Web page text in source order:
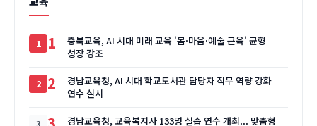
1
충북교육, AI 시대 미래 교육 '몸·마음·예술 근육' 균형
성장 강조
2
경남교육청, AI 시대 학교도서관 담당자 직무 역량 강화
연수 실시
경남교육청, 교육복지사 133명 실습 연수 개최... 맞춤형